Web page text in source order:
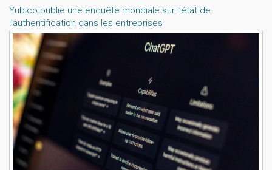
Yubico publie une enquête mondiale sur l’état de
l’authentification dans les entreprises